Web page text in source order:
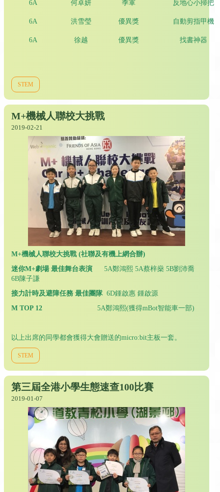
6A 何卓妍 季軍 反地心小掃把
6A 洪雪瑩 優異獎 自動剪指甲機
6A 徐越 優異獎 找書神器
STEM
M+機械人聯校大挑戰
2019-02-21
M+機械人聯校大挑戰 (社聯及有機上網合辦)
迷你M+劇場 最佳舞台表演 5A鄭鴻熙 5A蔡梓燊 5B劉沛喬
6B陳子謙
接力計時及避障任務 最佳團隊 6D鍾啟惠 鍾啟源
M TOP 12 5A鄭鴻熙(獲得mBot智能車一部)
以上出席的同學都會獲得大會贈送的micro:bit主板一套。
STEM
第三屆全港小學生態速查100比賽
2019-01-07